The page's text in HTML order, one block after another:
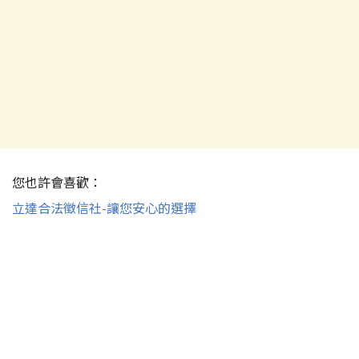
您也許會喜歡：
立達合法徵信社-讓您安心的選擇